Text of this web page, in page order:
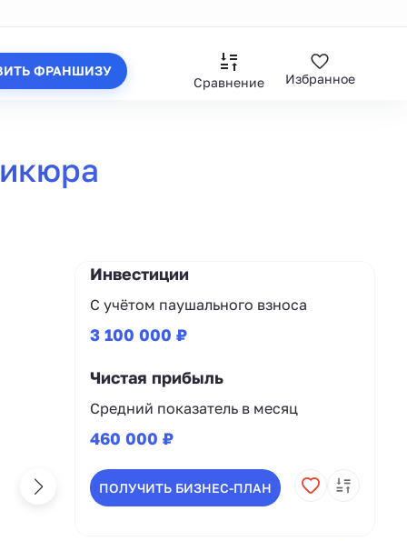
ФРАНШИЗУ
Сравнение Избранное
Инвестиции
С учётом паушального взноса
3 100 000 ₽
Чистая прибыль
Средний показатель в месяц
460 000 ₽
ПОЛУЧИТЬ БИЗНЕС-ПЛАН